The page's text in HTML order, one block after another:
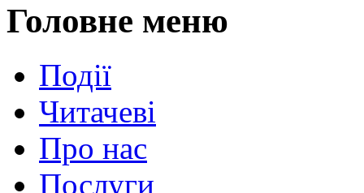
Головне меню
Події
Читачеві
Про нас
Послуги